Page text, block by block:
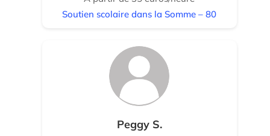
Soutien scolaire dans la Somme – 80
Peggy S.